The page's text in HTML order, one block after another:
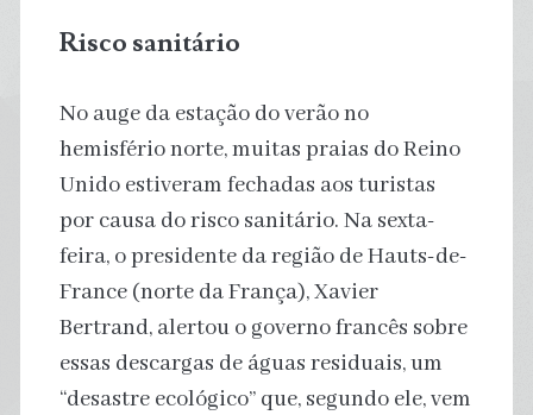
Risco sanitário
No auge da estação do verão no
hemisfério norte, muitas praias do Reino
Unido estiveram fechadas aos turistas
por causa do risco sanitário. Na sexta-
feira, o presidente da região de Hauts-de-
France (norte da França), Xavier
Bertrand, alertou o governo francês sobre
essas descargas de águas residuais, um
“desastre ecológico” que, segundo ele, vem